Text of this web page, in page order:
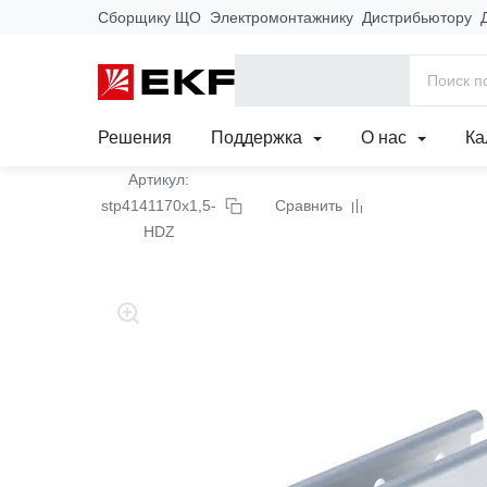
Сборщику ЩО Электромонтажнику Дистрибьютору
Решения Поддержка О нас
Главная
STRUT-профиль
Артикул:
stp4141170x1,5-
HDZ
Сравнить